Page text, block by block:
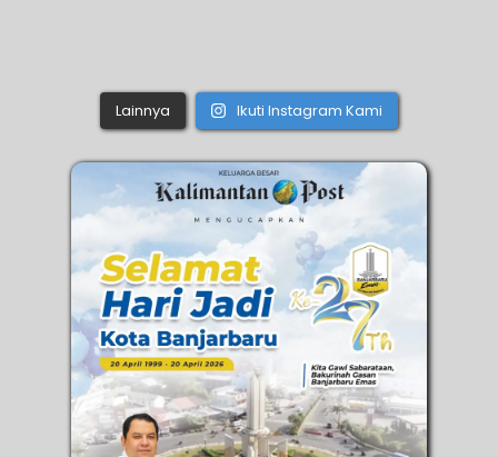
Lainnya Ikuti Instagram Kami